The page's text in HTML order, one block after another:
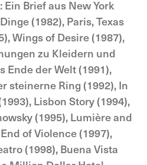
Ein Brief aus New York
(1982), Paris, Texas
Wings of Desire (1987),
zu Kleidern und
Ende der Welt (1991),
steinerne Ring (1992), In
Lisbon Story (1994),
(1995), Lumière and
of Violence (1997),
(1998), Buena Vista